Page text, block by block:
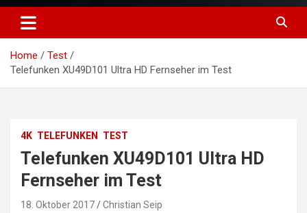
Home
Test
Telefunken XU49D101 Ultra HD Fernseher im Test
4K TELEFUNKEN TEST
Telefunken XU49D101 Ultra HD
Fernseher im Test
18. Oktober 2017 Christian Seip